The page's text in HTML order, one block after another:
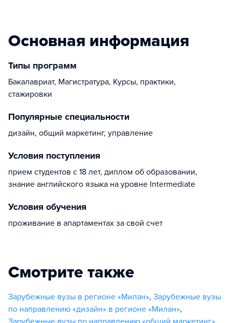
Основная информация
Типы программ
Бакалавриат, Магистратура, Курсы, практики,
стажировки
Популярные специальности
дизайн, общий маркетинг, управление
Условия поступления
прием студентов с 18 лет, диплом об образовании,
знание английского языка на уровне Intermediate
Условия обучения
проживание в апартаментах за свой счет
Смотрите также
Зарубежные вузы в регионе «Милан», Зарубежные вузы
по направлению «дизайн» в регионе «Милан»,